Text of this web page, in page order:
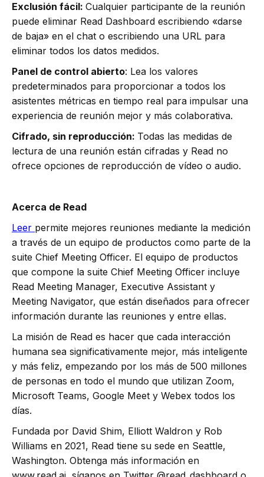
Exclusión fácil: Cualquier participante de la reunión
puede eliminar Read Dashboard escribiendo «darse
de baja» en el chat o escribiendo una URL para
eliminar todos los datos medidos.
Panel de control abierto: Lea los valores
predeterminados para proporcionar a todos los
asistentes métricas en tiempo real para impulsar una
experiencia de reunión mejor y más colaborativa.
Cifrado, sin reproducción: Todas las medidas de
lectura de una reunión están cifradas y Read no
ofrece opciones de reproducción de vídeo o audio.
Acerca de Read
Leer permite mejores reuniones mediante la medición
a través de un equipo de productos como parte de la
suite Chief Meeting Officer. El equipo de productos
que compone la suite Chief Meeting Officer incluye
Read Meeting Manager, Executive Assistant y
Meeting Navigator, que están diseñados para ofrecer
información durante las reuniones y entre ellas.
La misión de Read es hacer que cada interacción
humana sea significativamente mejor, más inteligente
y más feliz, empezando por los más de 500 millones
de personas en todo el mundo que utilizan Zoom,
Microsoft Teams, Google Meet y Webex todos los
días.
Fundada por David Shim, Elliott Waldron y Rob
Williams en 2021, Read tiene su sede en Seattle,
Washington. Obtenga más información en